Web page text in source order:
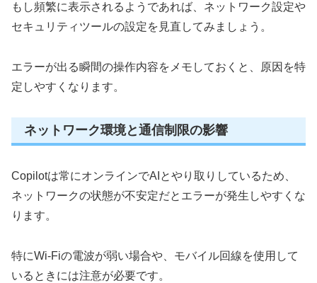
もし頻繁に表示されるようであれば、ネットワーク設定や
セキュリティツールの設定を見直してみましょう。
エラーが出る瞬間の操作内容をメモしておくと、原因を特
定しやすくなります。
ネットワーク環境と通信制限の影響
Copilotは常にオンラインでAIとやり取りしているため、
ネットワークの状態が不安定だとエラーが発生しやすくな
ります。
特にWi-Fiの電波が弱い場合や、モバイル回線を使用して
いるときには注意が必要です。